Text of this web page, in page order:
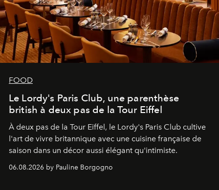
FOOD
Le Lordy's Paris Club, une parenthèse
british à deux pas de la Tour Eiffel
À deux pas de la Tour Eiffel, le Lordy's Paris Club cultive
l'art de vivre britannique avec une cuisine française de
saison dans un décor aussi élégant qu'intimiste.
06.08.2026 by Pauline Borgogno